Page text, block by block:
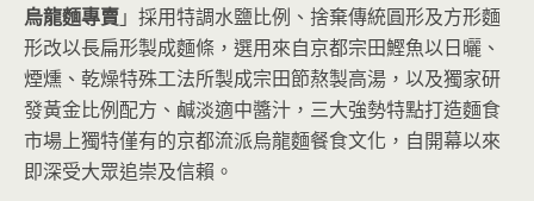
烏龍麵專賣」採用特調水鹽比例、捨棄傳統圓形及方形麵
形改以長扁形製成麵條，選用來自京都宗田鰹魚以日曬、
煙燻、乾燥特殊工法所製成宗田節熬製高湯，以及獨家研
發黃金比例配方、鹹淡適中醬汁，三大強勢特點打造麵食
市場上獨特僅有的京都流派烏龍麵餐食文化，自開幕以來
即深受大眾追崇及信賴。